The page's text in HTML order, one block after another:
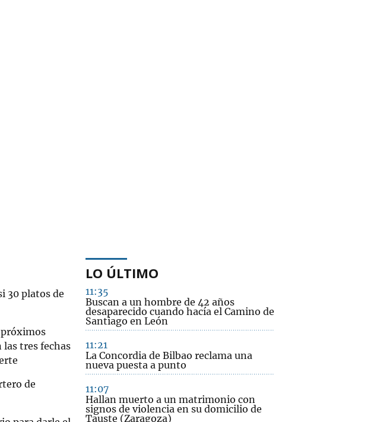
30 platos de
próximos
las tres fechas
de
LO ÚLTIMO
11:35
Buscan a un hombre de 42 años
desaparecido cuando hacía el Camino de
Santiago en León
11:21
La Concordia de Bilbao reclama una
nueva puesta a punto
11:07
Hallan muerto a un matrimonio con
signos de violencia en su domicilio de
Tauste (Zaragoza)